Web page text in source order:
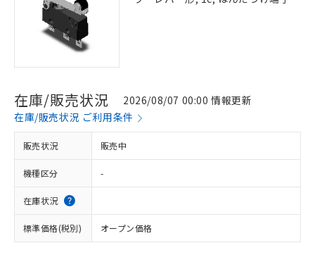
在庫/販売状況
2026/08/07 00:00 情報更新
在庫/販売状況 ご利用条件
販売状況 販売中
機種区分 -
在庫状況
標準価格(税別) オープン価格